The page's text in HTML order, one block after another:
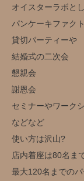
オイスターラボと
パンケーキファク
貸切パーティーや
結婚式の二次会
懇親会
謝恩会
セミナーやワーク
などなど
使い方は沢山?️
店内着座は80名ま
最大120名までの